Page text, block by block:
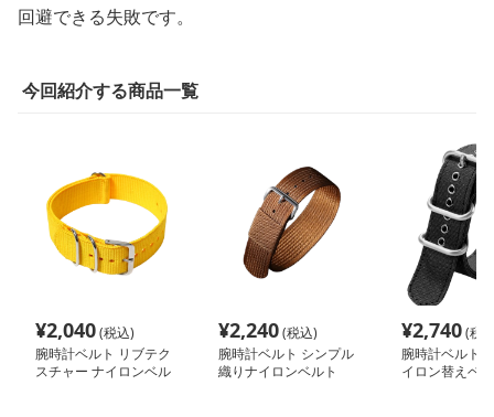
回避できる失敗です。
今回紹介する商品一覧
¥2,040(税込)
腕時計ベルト リブテク
スチャー ナイロンベル
¥2,240(税込)
腕時計ベルト シンプル
織りナイロンベルト
¥2,740(税
腕時計ベルト
イロン替えベ